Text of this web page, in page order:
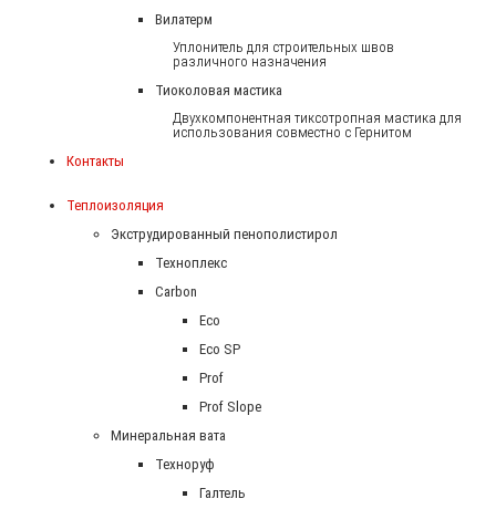
Вилатерм
Уплонитель для строительных швов
различного назначения
Тиоколовая мастика
Двухкомпонентная тиксотропная мастика для
использования совместно с Гернитом
Контакты
Теплоизоляция
Экструдированный пенополистирол
Техноплекс
Carbon
Eco
Eco SP
Prof
Prof Slope
Минеральная вата
Техноруф
Галтель